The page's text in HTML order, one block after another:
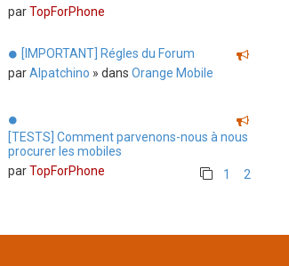
parTopForPhone
[IMPORTANT] Régles du Forum
parAlpatchino » dans Orange Mobile
[TESTS] Comment parvenons-nous à nous
procurer les mobiles
parTopForPhone 1 2